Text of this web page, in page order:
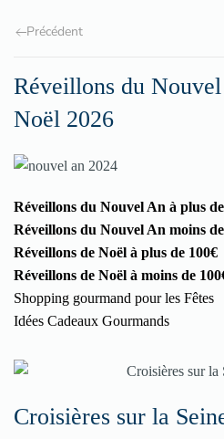
Précédent
Réveillons du
Noël 2026
Réveillons du Nouvel An à plus
Réveillons du Nouvel An moins
Réveillons de Noël à plus de 100€
Réveillons de Noël à moins de
Shopping gourmand pour les Fêtes
Idées Cadeaux Gourmands
Croisières sur la